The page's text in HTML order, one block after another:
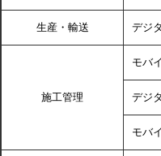
ミサワアイデンティティ
生産・輸送 デジ
施工管理
モバ
デジ
モバ